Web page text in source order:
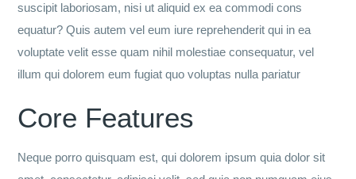
suscipit laboriosam, nisi ut aliquid ex ea commodi cons
equatur? Quis autem vel eum iure reprehenderit qui in ea
voluptate velit esse quam nihil molestiae consequatur, vel
illum qui dolorem eum fugiat quo voluptas nulla pariatur
Core Features
Neque porro quisquam est, qui dolorem ipsum quia dolor sit